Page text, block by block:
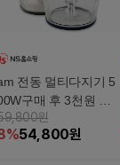
전동 멀티다지기 5
구매 후 3천원 적
원
%54,800원